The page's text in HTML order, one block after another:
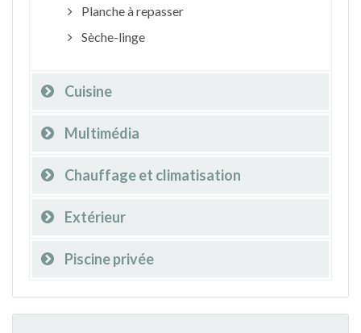
Planche à repasser
Sèche-linge
Cuisine
Multimédia
Chauffage et climatisation
Extérieur
Piscine privée